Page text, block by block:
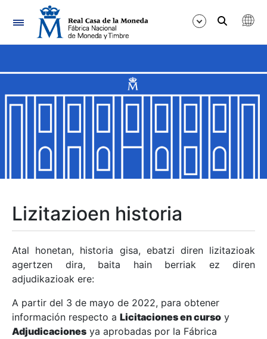
Nabigazioa
Erakutsi/Ezkutatu
Erakutsi/Ezkutatu
Erakutsi/Ezkutatu
Erakutsi/Ezkutatu
Erakutsi/Ezkutatu
Erakutsi/Ezkutatu
Lizitazioen historia
Atal honetan, historia gisa, ebatzi diren lizitazioak
agertzen dira, baita hain berriak ez diren
adjudikazioak ere:
A partir del 3 de mayo de 2022, para obtener
información respecto a Licitaciones en curso y
Adjudicaciones ya aprobadas por la Fábrica